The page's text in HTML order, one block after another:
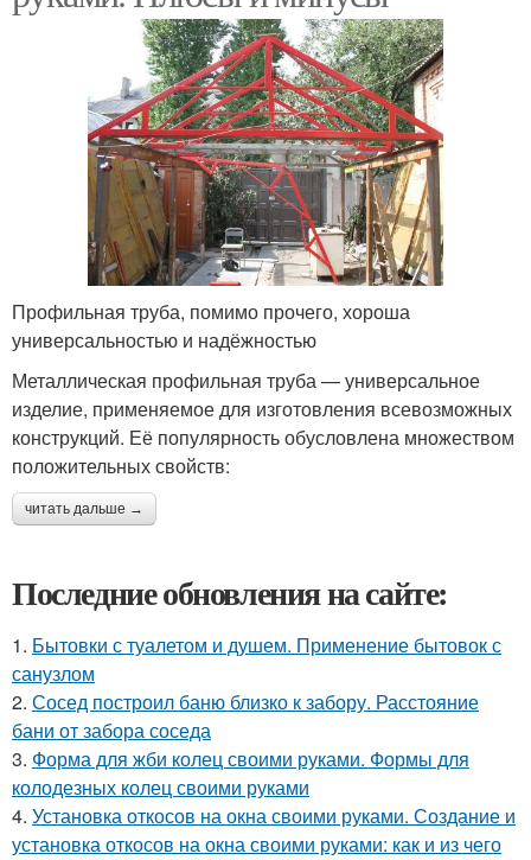
Профильная труба, помимо прочего, хороша
универсальностью и надёжностью
Металлическая профильная труба — универсальное
изделие, применяемое для изготовления всевозможных
конструкций. Её популярность обусловлена множеством
положительных свойств:
читать дальше →
Последние обновления на сайте:
1. Бытовки с туалетом и душем. Применение бытовок с
санузлом
2. Сосед построил баню близко к забору. Расстояние
бани от забора соседа
3. Форма для жби колец своими руками. Формы для
колодезных колец своими руками
4. Установка откосов на окна своими руками. Создание и
установка откосов на окна своими руками: как и из чего